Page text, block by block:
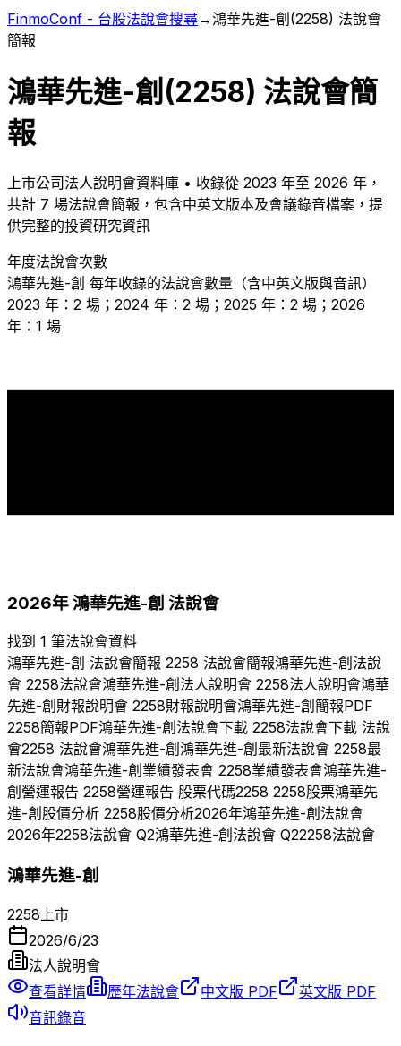
FinmoConf - 台股法說會搜尋→鴻華先進-創 (2258) 法說會
簡報
鴻華先進-創 (2258) 法說會簡
報
上市公司法人說明會資料庫 • 收錄從 2023 年至 2026 年，
共計 7 場法說會簡報，包含中英文版本及會議錄音檔案，提
供完整的投資研究資訊
年度法說會次數
鴻華先進-創 每年收錄的法說會數量（含中英文版與音訊）
2023 年：2 場；2024 年：2 場；2025 年：2 場；2026
年：1 場
2026年鴻華先進-創 法說會
找到 1 筆法說會資料
鴻華先進-創 法說會簡報 2258 法說會簡報鴻華先進-創 法說
會 2258法說會鴻華先進-創 法人說明會 2258法人說明會鴻華
先進-創 財報說明會 2258財報說明會鴻華先進-創 簡報PDF
2258簡報PDF鴻華先進-創 法說會下載 2258法說會下載 法說
會2258 法說會鴻華先進-創 鴻華先進-創 最新法說會 2258最
新法說會鴻華先進-創 業績發表會 2258業績發表會鴻華先進-
創 營運報告 2258營運報告 股票代碼2258 2258股票鴻華先
進-創 股價分析 2258股價分析2026年鴻華先進-創 法說會
2026年2258法說會 Q2鴻華先進-創 法說會 Q22258法說會
鴻華先進-創
2258 上市
2026/6/23
法人說明會
查看詳情
歷年法說會 中文版 PDF
英文版 PDF
音訊錄音